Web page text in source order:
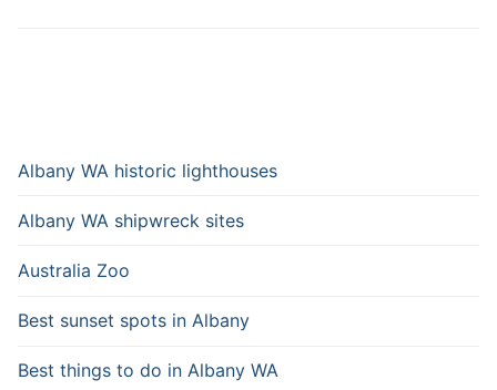
Albany WA historic lighthouses
Albany WA shipwreck sites
Australia Zoo
Best sunset spots in Albany
Best things to do in Albany WA